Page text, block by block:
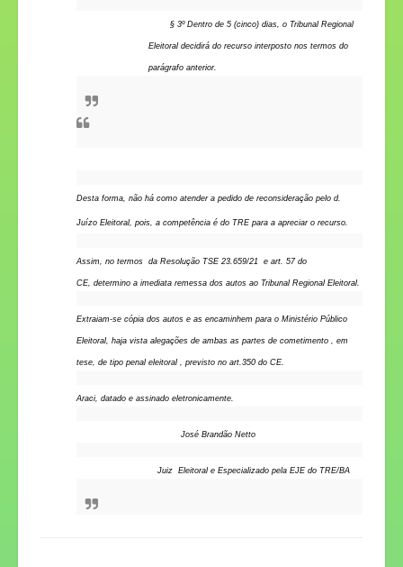
§ 3º Dentro de 5 (cinco) dias, o Tribunal Regional
Eleitoral decidirá do recurso interposto nos termos do
parágrafo anterior.
Desta forma, não há como atender a pedido de reconsideração pelo d.
Juízo Eleitoral, pois, a competência é do TRE para a apreciar o recurso.
Assim, no termos da Resolução TSE 23.659/21 e art. 57 do
CE, determino a imediata remessa dos autos ao Tribunal Regional Eleitoral.
Extraiam-se cópia dos autos e as encaminhem para o Ministério Público
Eleitoral, haja vista alegações de ambas as partes de cometimento , em
tese, de tipo penal eleitoral , previsto no art.350 do CE.
Araci, datado e assinado eletronicamente.
José Brandão Netto
Juiz Eleitoral e Especializado pela EJE do TRE/BA